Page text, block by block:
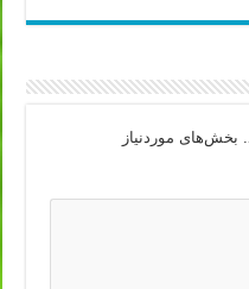
بخش‌های موردنیاز